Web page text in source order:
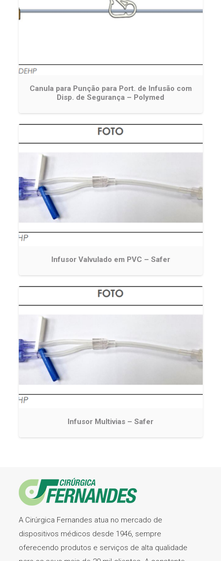
Canula para Punção para Port. de Infusão com
Disp. de Segurança – Polymed
Infusor Valvulado em PVC – Safer
Infusor Multivias – Safer
A Cirúrgica Fernandes atua no mercado de
dispositivos médicos desde 1946, sempre
oferecendo produtos e serviços de alta qualidade